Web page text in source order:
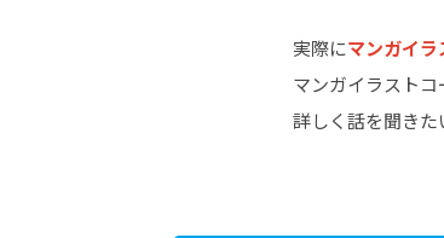
実際にマンガイ
マンガイラストコ
詳しく話を聞きた